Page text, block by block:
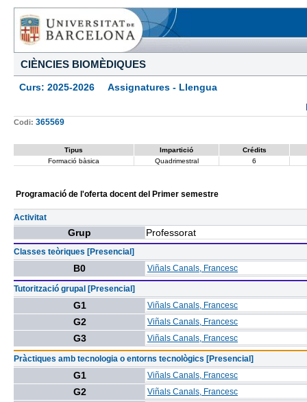
CIÈNCIES BIOMÈDIQUES
Curs: 2025-2026 Assignatures - Llengua
Codi: 365569
Tipus Impartició
Crédits
Formació bàsica
Quadrimestral 6
Programació de l'oferta docent del Primer semestre
Activitat
Grup Professorat
Classes teòriques [Presencial]
B0 Viñals Canals, Francesc
Tutorització grupal [Presencial]
G1 Viñals Canals, Francesc
G2 Viñals Canals, Francesc
G3 Viñals Canals, Francesc
Pràctiques amb tecnologia o entorns tecnològics [Presencial]
G1 Viñals Canals, Francesc
G2 Viñals Canals, Francesc